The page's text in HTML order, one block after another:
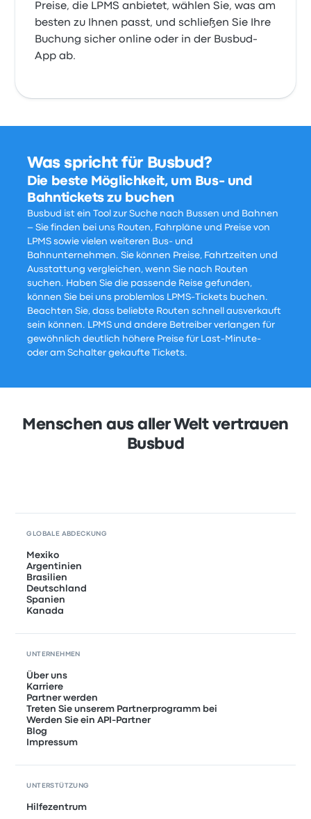
Preise, die LPMS anbietet, wählen Sie, was am
besten zu Ihnen passt, und schließen Sie Ihre
Buchung sicher online oder in der Busbud-
App ab.
Was spricht für Busbud?
Die beste Möglichkeit, um Bus- und
Bahntickets zu buchen
Busbud ist ein Tool zur Suche nach Bussen und Bahnen
– Sie finden bei uns Routen, Fahrpläne und Preise von
LPMS sowie vielen weiteren Bus- und
Bahnunternehmen. Sie können Preise, Fahrtzeiten und
Ausstattung vergleichen, wenn Sie nach Routen
suchen. Haben Sie die passende Reise gefunden,
können Sie bei uns problemlos LPMS-Tickets buchen.
Beachten Sie, dass beliebte Routen schnell ausverkauft
sein können. LPMS und andere Betreiber verlangen für
gewöhnlich deutlich höhere Preise für Last-Minute-
oder am Schalter gekaufte Tickets.
Menschen aus aller Welt vertrauen
Busbud
GLOBALE ABDECKUNG
Mexiko
Argentinien
Brasilien
Deutschland
Spanien
Kanada
UNTERNEHMEN
Über uns
Karriere
Partner werden
Treten Sie unserem Partnerprogramm bei
Werden Sie ein API-Partner
Blog
Impressum
UNTERSTÜTZUNG
Hilfezentrum